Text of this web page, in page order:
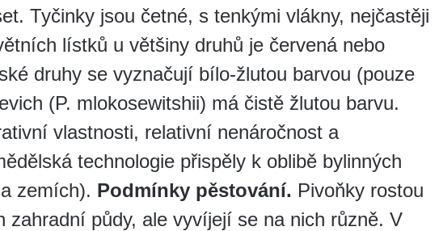
Tyčinky jsou četné, s tenkými vlákny, nejčastěji
lístků u většiny druhů je červená nebo
druhy se vyznačují bílo-žlutou barvou (pouze
(P. mlokosewitshii) má čistě žlutou barvu.
vlastnosti, relativní nenáročnost a
technologie přispěly k oblibě bylinných
zemích). Podmínky pěstování. Pivoňky rostou
zahradní půdy, ale vyvíjejí se na nich různě. V